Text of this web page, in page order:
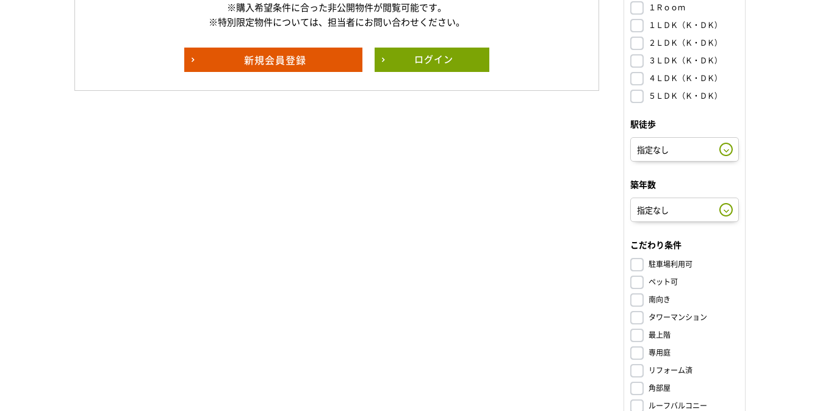
※購入希望条件に合った非公開物件が閲覧可能です。
※特別限定物件については、担当者にお問い合わせください。
新規会員登録 ログイン
１Ｒｏｏｍ
１ＬＤＫ（Ｋ・ＤＫ）
２ＬＤＫ（Ｋ・ＤＫ）
３ＬＤＫ（Ｋ・ＤＫ）
４ＬＤＫ（Ｋ・ＤＫ）
５ＬＤＫ（Ｋ・ＤＫ）
駅徒歩
築年数
こだわり条件
駐車場利用可
ペット可
南向き
タワーマンション
最上階
専用庭
リフォーム済
角部屋
ルーフバルコニー